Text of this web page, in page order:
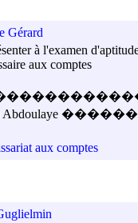
Gérard
à l'examen
aux comptes
Abdoulaye
aux comptes